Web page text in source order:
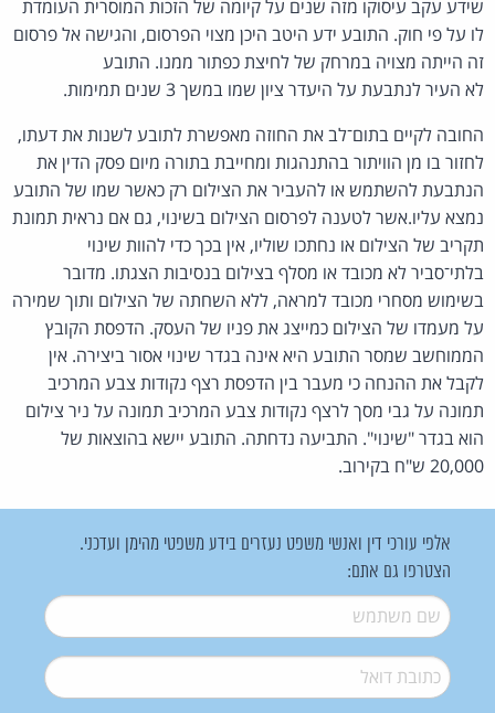
שידע עקב עיסוקו מזה שנים על קיומה של הזכות המוסרית העומדת
לו על פי חוק. התובע ידע היטב היכן מצוי הפרסום, והגישה אל פרסום
זה הייתה מצויה במרחק של לחיצת כפתור ממנו. התובע
לא העיר לנתבעת על היעדר ציון שמו במשך 3 שנים תמימות.
החובה לקיים בתום־לב את החוזה מאפשרת לתובע לשנות את דעתו,
לחזור בו מן הוויתור בהתנהגות ומחייבת בתורה מיום פסק הדין את
הנתבעת להשתמש או להעביר את הצילום רק כאשר שמו של התובע
נמצא עליו.אשר לטענה לפרסום הצילום בשינוי, גם אם נראית תמונת
תקריב של הצילום או נחתכו שוליו, אין בכך כדי להוות שינוי
בלתי־סביר לא מכובד או מסלף בצילום בנסיבות הצגתו. מדובר
בשימוש מסחרי מכובד למראה, ללא השחתה של הצילום ותוך שמירה
על מעמדו של הצילום כמייצג את פניו של העסק. הדפסת הקובץ
הממוחשב שמסר התובע היא אינה בגדר שינוי אסור ביצירה. אין
לקבל את ההנחה כי מעבר בין הדפסת רצף נקודות צבע המרכיב
תמונה על גבי מסך לרצף נקודות צבע המרכיב תמונה על ניר צילום
הוא בגדר "שינוי". התביעה נדחתה. התובע יישא בהוצאות של
20,000 ש"ח בקירוב.
אלפי עורכי דין ואנשי משפט נעזרים בידע משפטי מהימן ועדכני.
הצטרפו גם אתם:
שם משתמש*
דואל*